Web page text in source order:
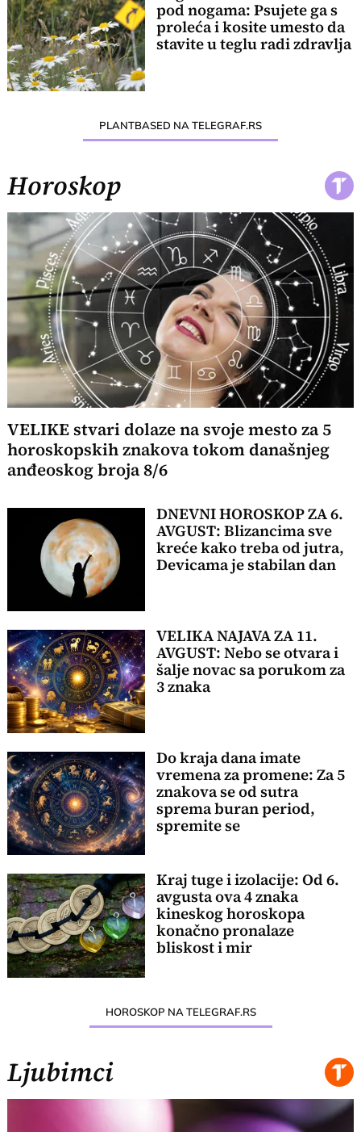
pod nogama: Psujete ga s
proleća i kosite umesto da
stavite u teglu radi zdravlja
PLANTBASED NA TELEGRAF.RS
Horoskop
VELIKE stvari dolaze na svoje mesto za 5
horoskopskih znakova tokom današnjeg
anđeoskog broja 8/6
DNEVNI HOROSKOP ZA 6.
AVGUST: Blizancima sve
kreće kako treba od jutra,
Devicama je stabilan dan
VELIKA NAJAVA ZA 11.
AVGUST: Nebo se otvara i
šalje novac sa porukom za
3 znaka
Do kraja dana imate
vremena za promene: Za 5
znakova se od sutra
sprema buran period,
spremite se
Kraj tuge i izolacije: Od 6.
avgusta ova 4 znaka
kineskog horoskopa
konačno pronalaze
bliskost i mir
HOROSKOP NA TELEGRAF.RS
Ljubimci